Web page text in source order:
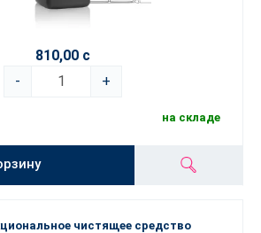
810,00 с
-
+
на складе
чистящее средство